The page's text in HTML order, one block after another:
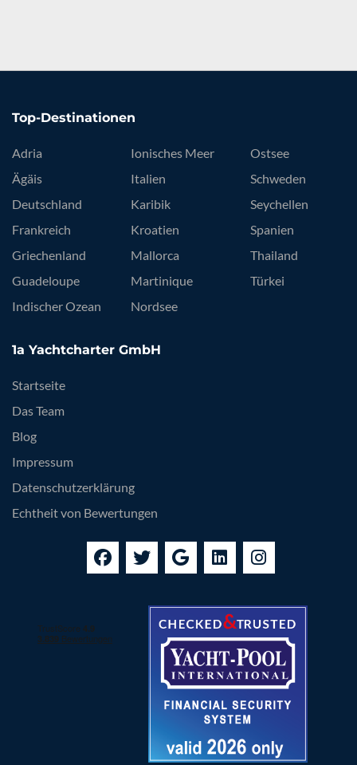
Top-Destinationen
Adria
Ägäis
Deutschland
Frankreich
Griechenland
Guadeloupe
Indischer Ozean
Ionisches Meer
Italien
Karibik
Kroatien
Mallorca
Martinique
Nordsee
Ostsee
Schweden
Seychellen
Spanien
Thailand
Türkei
1a Yachtcharter GmbH
Startseite
Das Team
Blog
Impressum
Datenschutzerklärung
Echtheit von Bewertungen